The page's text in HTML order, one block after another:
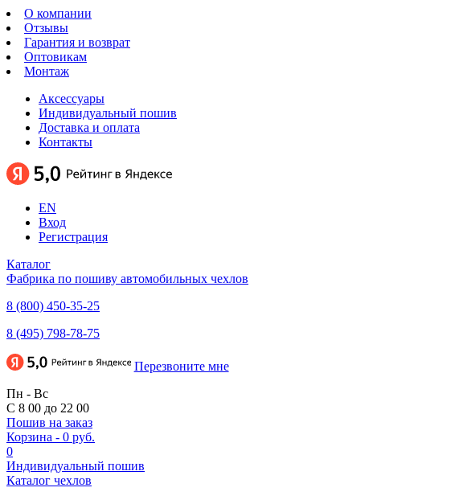
О компании
Отзывы
Гарантия и возврат
Оптовикам
Монтаж
Аксессуары
Индивидуальный пошив
Доставка и оплата
Контакты
EN
Вход
Регистрация
Каталог
Фабрика по пошиву автомобильных чехлов
8 (800) 450-35-25
8 (495) 798-78-75
Перезвоните мне
Пн - Вс
С 8 00 до 22 00
Пошив на заказ
Корзина - 0 руб.
0
Индивидуальный пошив
Каталог чехлов